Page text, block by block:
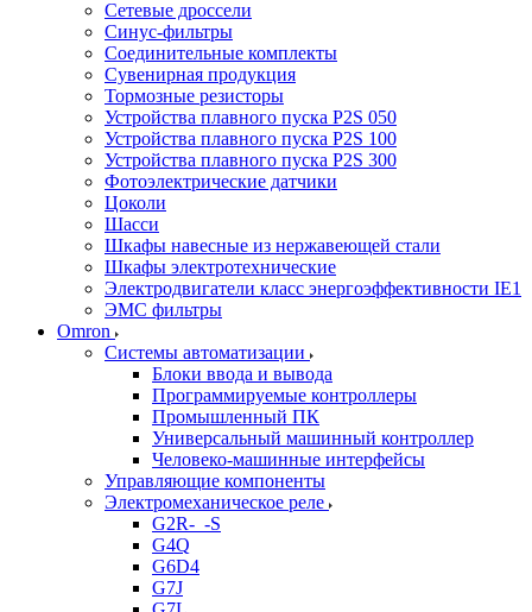
Сетевые дроссели
Синус-фильтры
Соединительные комплекты
Сувенирная продукция
Тормозные резисторы
Устройства плавного пуска P2S 050
Устройства плавного пуска P2S 100
Устройства плавного пуска P2S 300
Фотоэлектрические датчики
Цоколи
Шасси
Шкафы навесные из нержавеющей стали
Шкафы электротехнические
Электродвигатели класс энергоэффективности IE1
ЭМС фильтры
Omron
Системы автоматизации
Блоки ввода и вывода
Программируемые контроллеры
Промышленный ПК
Универсальный машинный контроллер
Человеко-машинные интерфейсы
Управляющие компоненты
Электромеханическое реле
G2R-_-S
G4Q
G6D4
G7J